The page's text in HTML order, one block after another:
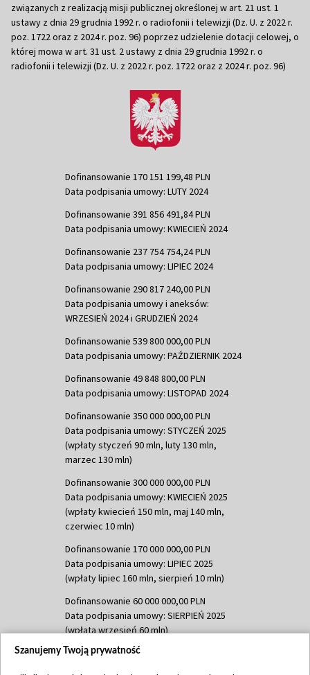
związanych z realizacją misji publicznej określonej w art. 21 ust. 1
ustawy z dnia 29 grudnia 1992 r. o radiofonii i telewizji (Dz. U. z 2022 r.
poz. 1722 oraz z 2024 r. poz. 96) poprzez udzielenie dotacji celowej, o
której mowa w art. 31 ust. 2 ustawy z dnia 29 grudnia 1992 r. o
radiofonii i telewizji (Dz. U. z 2022 r. poz. 1722 oraz z 2024 r. poz. 96)
Dofinansowanie 170 151 199,48 PLN
Data podpisania umowy: LUTY 2024
Dofinansowanie 391 856 491,84 PLN
Data podpisania umowy: KWIECIEŃ 2024
Dofinansowanie 237 754 754,24 PLN
Data podpisania umowy: LIPIEC 2024
Dofinansowanie 290 817 240,00 PLN
Data podpisania umowy i aneksów:
WRZESIEŃ 2024 i GRUDZIEŃ 2024
Dofinansowanie 539 800 000,00 PLN
Data podpisania umowy: PAŹDZIERNIK 2024
Dofinansowanie 49 848 800,00 PLN
Data podpisania umowy: LISTOPAD 2024
Dofinansowanie 350 000 000,00 PLN
Data podpisania umowy: STYCZEŃ 2025
(wpłaty styczeń 90 mln, luty 130 mln,
marzec 130 mln)
Dofinansowanie 300 000 000,00 PLN
Data podpisania umowy: KWIECIEŃ 2025
(wpłaty kwiecień 150 mln, maj 140 mln,
czerwiec 10 mln)
Dofinansowanie 170 000 000,00 PLN
Data podpisania umowy: LIPIEC 2025
(wpłaty lipiec 160 mln, sierpień 10 mln)
Dofinansowanie 60 000 000,00 PLN
Data podpisania umowy: SIERPIEŃ 2025
(wpłata wrzesień 60 mln)
Dofinansowanie 635 783 051,21 PLN
Szanujemy Twoją prywatność